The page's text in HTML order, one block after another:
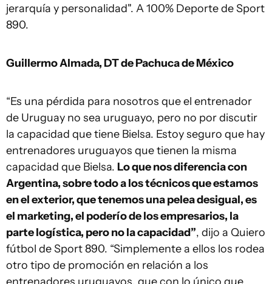
jerarquía y personalidad". A 100% Deporte de Sport
890.
Guillermo Almada, DT de Pachuca de México
“Es una pérdida para nosotros que el entrenador
de Uruguay no sea uruguayo, pero no por discutir
la capacidad que tiene Bielsa. Estoy seguro que hay
entrenadores uruguayos que tienen la misma
capacidad que Bielsa. Lo que nos diferencia con
Argentina, sobre todo a los técnicos que estamos
en el exterior, que tenemos una pelea desigual, es
el marketing, el poderío de los empresarios, la
parte logística, pero no la capacidad”, dijo a Quiero
fútbol de Sport 890. “Simplemente a ellos los rodea
otro tipo de promoción en relación a los